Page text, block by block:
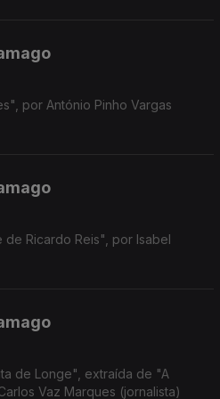
por António Pinho Vargas
Ricardo Reis", por Isabel
de Longe", extraída de "A
Vaz Marques (jornalista)